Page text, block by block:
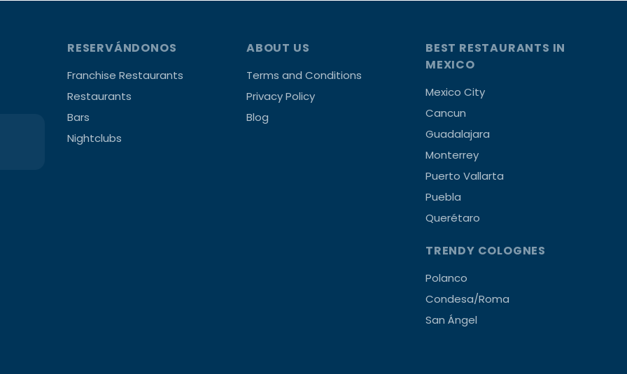
RESERVÁNDONOS
Franchise Restaurants
Restaurants
Bars
Nightclubs
ABOUT US
Terms and Conditions
Privacy Policy
Blog
BEST RESTAURANTS IN
MEXICO
Mexico City
Cancun
Guadalajara
Monterrey
Puerto Vallarta
Puebla
Querétaro
TRENDY COLOGNES
Polanco
Condesa/Roma
San Ángel